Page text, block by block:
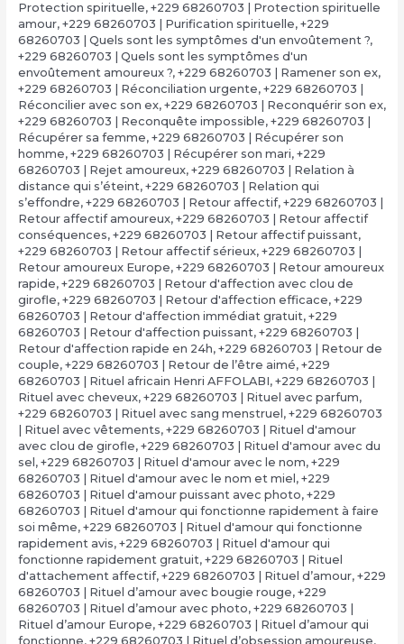
Protection spirituelle, +229 68260703 | Protection spirituelle
amour, +229 68260703 | Purification spirituelle, +229
68260703 | Quels sont les symptômes d'un envoûtement ?,
+229 68260703 | Quels sont les symptômes d'un
envoûtement amoureux ?, +229 68260703 | Ramener son ex,
+229 68260703 | Réconciliation urgente, +229 68260703 |
Réconcilier avec son ex, +229 68260703 | Reconquérir son ex,
+229 68260703 | Reconquête impossible, +229 68260703 |
Récupérer sa femme, +229 68260703 | Récupérer son
homme, +229 68260703 | Récupérer son mari, +229
68260703 | Rejet amoureux, +229 68260703 | Relation à
distance qui s’éteint, +229 68260703 | Relation qui
s’effondre, +229 68260703 | Retour affectif, +229 68260703 |
Retour affectif amoureux, +229 68260703 | Retour affectif
conséquences, +229 68260703 | Retour affectif puissant,
+229 68260703 | Retour affectif sérieux, +229 68260703 |
Retour amoureux Europe, +229 68260703 | Retour amoureux
rapide, +229 68260703 | Retour d'affection avec clou de
girofle, +229 68260703 | Retour d'affection efficace, +229
68260703 | Retour d'affection immédiat gratuit, +229
68260703 | Retour d'affection puissant, +229 68260703 |
Retour d'affection rapide en 24h, +229 68260703 | Retour de
couple, +229 68260703 | Retour de l’être aimé, +229
68260703 | Rituel africain Henri AFFOLABI, +229 68260703 |
Rituel avec cheveux, +229 68260703 | Rituel avec parfum,
+229 68260703 | Rituel avec sang menstruel , +229 68260703
| Rituel avec vêtements, +229 68260703 | Rituel d'amour
avec clou de girofle, +229 68260703 | Rituel d'amour avec du
sel , +229 68260703 | Rituel d'amour avec le nom, +229
68260703 | Rituel d'amour avec le nom et miel , +229
68260703 | Rituel d'amour puissant avec photo, +229
68260703 | Rituel d'amour qui fonctionne rapidement à faire
soi même, +229 68260703 | Rituel d'amour qui fonctionne
rapidement avis, +229 68260703 | Rituel d'amour qui
fonctionne rapidement gratuit, +229 68260703 | Rituel
d'attachement affectif, +229 68260703 | Rituel d’amour, +229
68260703 | Rituel d’amour avec bougie rouge, +229
68260703 | Rituel d’amour avec photo, +229 68260703 |
Rituel d’amour Europe, +229 68260703 | Rituel d’amour qui
fonctionne, +229 68260703 | Rituel d’obsession amoureuse,